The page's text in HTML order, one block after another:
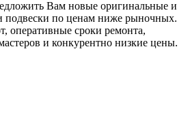
Вам новые оригинальные и
подвески по ценам ниже рыночных.
оперативные сроки ремонта,
и конкурентно низкие цены.